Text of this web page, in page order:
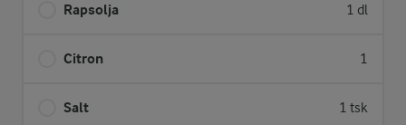
Rapsolja 1 dl
Citron 1
Salt 1 tsk